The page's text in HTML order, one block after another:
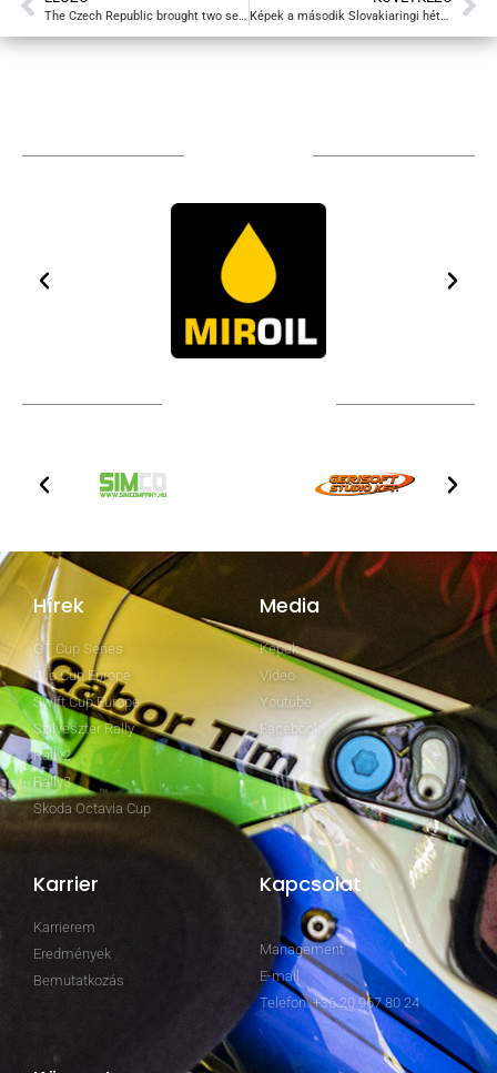
The Czech Republic brought two second places for Gábor Tim Képek a második Slovakiaringi hétvégéről
Hírek
GT Cup Series
Clio Cup Europe
Swift Cup Europe
Szilveszter Rally
Rally2
Rally3
Skoda Octavia Cup
Media
Képek
Video
Youtube
Facebook
Karrier
Karrierem
Eredmények
Bemutatkozás
Kapcsolat
Management
E-mail
Telefon: +36 20 967 80 24